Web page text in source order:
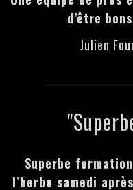
d’être
Julien
Superbe
l’herbe samedi